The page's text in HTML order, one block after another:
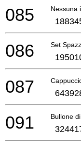
Nessuna
085
Set
086
087
Bullone
091